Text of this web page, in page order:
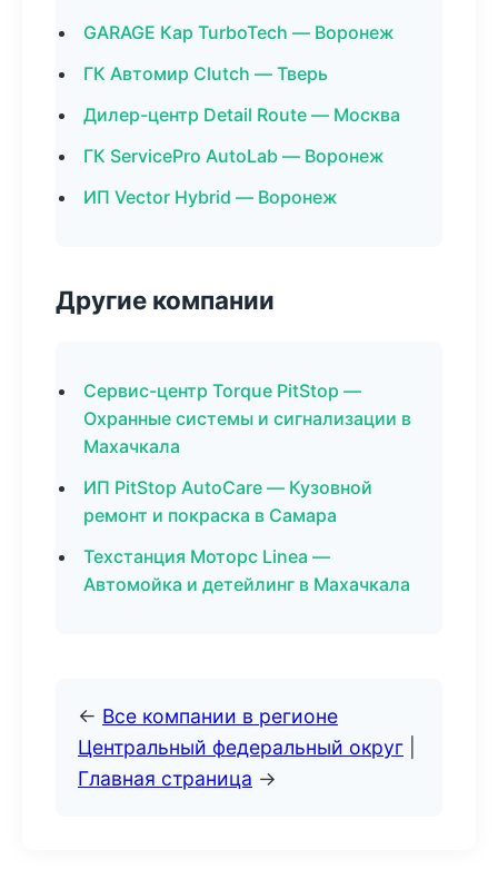
GARAGE Кар TurboTech — Воронеж
ГК Автомир Clutch — Тверь
Дилер-центр Detail Route — Москва
ГК ServicePro AutoLab — Воронеж
ИП Vector Hybrid — Воронеж
Другие компании
Сервис-центр Torque PitStop —
Охранные системы и сигнализации в
Махачкала
ИП PitStop AutoCare — Кузовной
ремонт и покраска в Самара
Техстанция Моторс Linea —
Автомойка и детейлинг в Махачкала
← Все компании в регионе
Центральный федеральный округ
Главная страница →